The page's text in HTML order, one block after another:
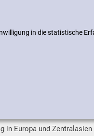
in die statistische
in Europa und Zentralasien